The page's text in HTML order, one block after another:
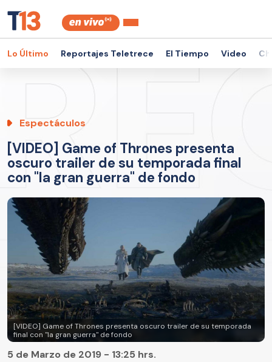
Lo Último Reportajes Teletrece El Tiempo Video
Espectáculos
[VIDEO] Game of Thrones presenta
oscuro trailer de su temporada final
con "la gran guerra" de fondo
[VIDEO] Game of Thrones presenta oscuro trailer de su temporada
final con "la gran guerra" de fondo
5 de Marzo de 2019 - 13:25 hrs.